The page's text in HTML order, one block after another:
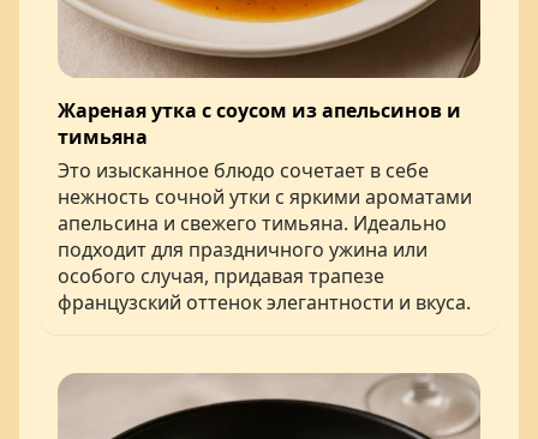
Жареная утка с соусом из апельсинов и
тимьяна
Это изысканное блюдо сочетает в себе
нежность сочной утки с яркими ароматами
апельсина и свежего тимьяна. Идеально
подходит для праздничного ужина или
особого случая, придавая трапезе
французский оттенок элегантности и вкуса.